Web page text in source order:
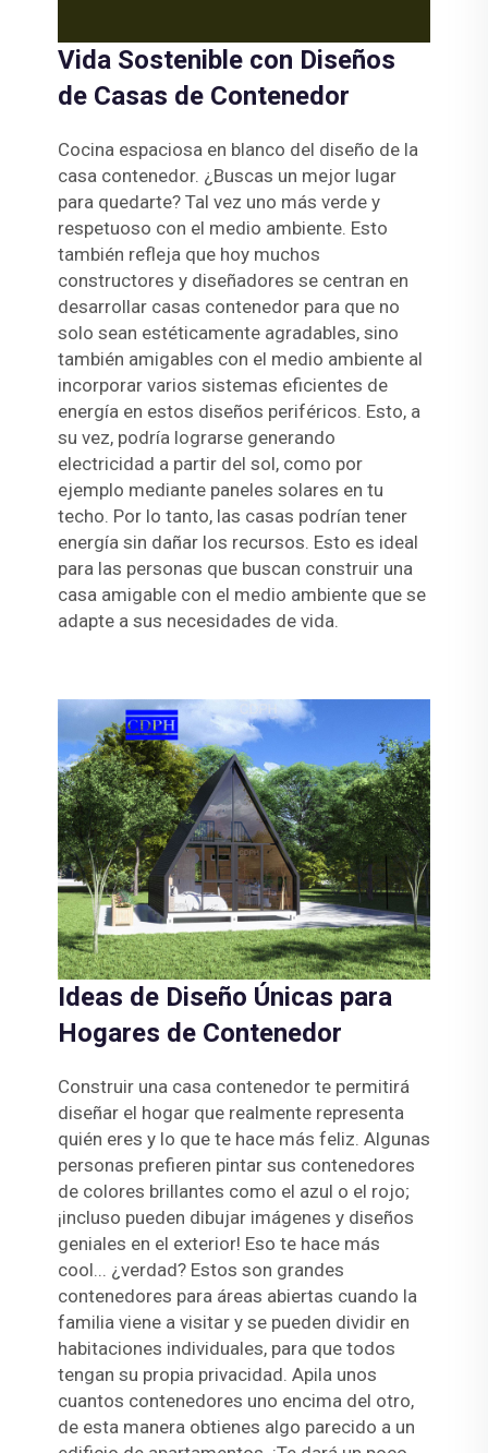
Vida Sostenible con Diseños
de Casas de Contenedor
Cocina espaciosa en blanco del diseño de la
casa contenedor. ¿Buscas un mejor lugar
para quedarte? Tal vez uno más verde y
respetuoso con el medio ambiente. Esto
también refleja que hoy muchos
constructores y diseñadores se centran en
desarrollar casas contenedor para que no
solo sean estéticamente agradables, sino
también amigables con el medio ambiente al
incorporar varios sistemas eficientes de
energía en estos diseños periféricos. Esto, a
su vez, podría lograrse generando
electricidad a partir del sol, como por
ejemplo mediante paneles solares en tu
techo. Por lo tanto, las casas podrían tener
energía sin dañar los recursos. Esto es ideal
para las personas que buscan construir una
casa amigable con el medio ambiente que se
adapte a sus necesidades de vida.
Ideas de Diseño Únicas para
Hogares de Contenedor
Construir una casa contenedor te permitirá
diseñar el hogar que realmente representa
quién eres y lo que te hace más feliz. Algunas
personas prefieren pintar sus contenedores
de colores brillantes como el azul o el rojo;
¡incluso pueden dibujar imágenes y diseños
geniales en el exterior! Eso te hace más
cool... ¿verdad? Estos son grandes
contenedores para áreas abiertas cuando la
familia viene a visitar y se pueden dividir en
habitaciones individuales, para que todos
tengan su propia privacidad. Apila unos
cuantos contenedores uno encima del otro,
de esta manera obtienes algo parecido a un